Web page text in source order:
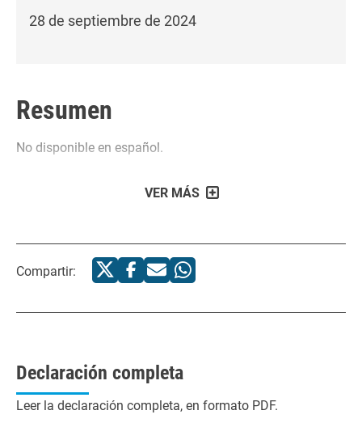
28 de septiembre de 2024
Resumen
No disponible en español.
VER MÁS
Compartir:
Declaración completa
Leer la declaración completa, en formato PDF.